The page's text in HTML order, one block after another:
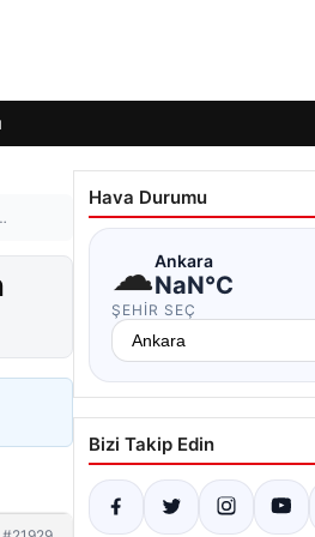
Hava Durumu
☁Ankara
NaN°C
ŞEHIR SEÇ
Bizi Takip Edin